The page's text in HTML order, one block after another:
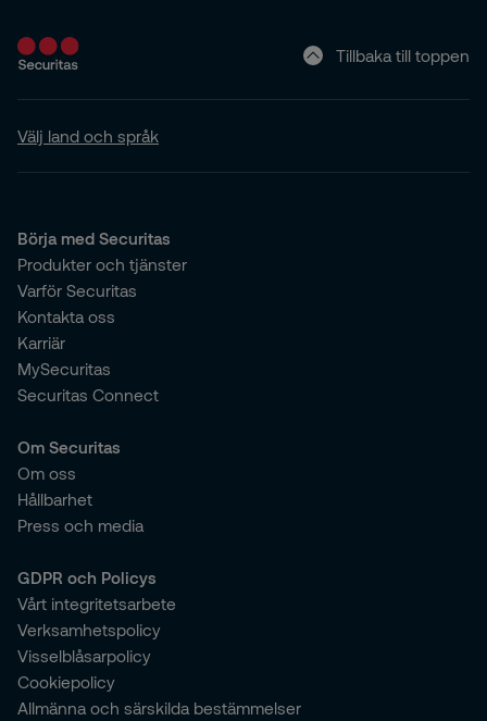
Tillbaka till toppen
Välj land och språk
Börja med Securitas
Produkter och tjänster
Varför Securitas
Kontakta oss
Karriär
MySecuritas
Securitas Connect
Om Securitas
Om oss
Hållbarhet
Press och media
GDPR och Policys
Vårt integritetsarbete
Verksamhetspolicy
Visselblåsarpolicy
Cookiepolicy
Allmänna och särskilda bestämmelser